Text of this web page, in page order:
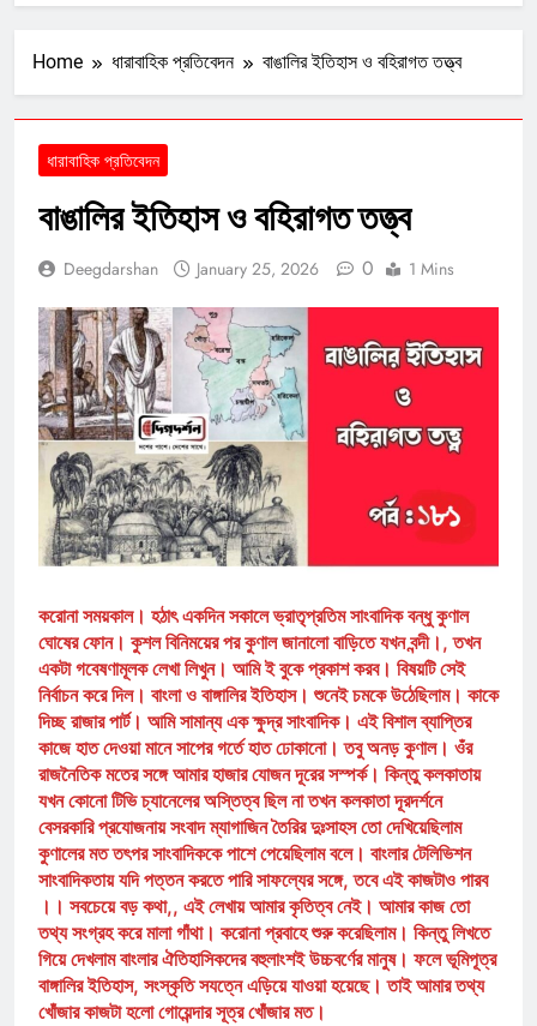
Home ধারাবাহিক প্রতিবেদন বাঙালির ইতিহাস ও বহিরাগত তত্ত্ব
ধারাবাহিক প্রতিবেদন
বাঙালির ইতিহাস ও বহিরাগত তত্ত্ব
Deegdarshan January 25, 2026 0 1 Mins
করোনা সময়কাল। হঠাৎ একদিন সকালে ভ্রাতৃপ্রতিম সাংবাদিক বন্ধু কুণাল
ঘোষের ফোন। কুশল বিনিময়ের পর কুণাল জানালো বাড়িতে যখন বন্দী।, তখন
একটা গবেষণামূলক লেখা লিখুন। আমি ই বুকে প্রকাশ করব। বিষয়টি সেই
নির্বাচন করে দিল। বাংলা ও বাঙ্গালির ইতিহাস। শুনেই চমকে উঠেছিলাম। কাকে
দিচ্ছ রাজার পার্ট। আমি সামান্য এক ক্ষুদ্র সাংবাদিক। এই বিশাল ব্যাপ্তির
কাজে হাত দেওয়া মানে সাপের গর্তে হাত ঢোকানো। তবু অনড় কুণাল। ওঁর
রাজনৈতিক মতের সঙ্গে আমার হাজার যোজন দূরের সস্পর্ক। কিন্তু কলকাতায়
যখন কোনো টিভি চ্যানেলের অস্তিত্ব ছিল না তখন কলকাতা দূরদর্শনে
বেসরকারি প্রযোজনায় সংবাদ ম্যাগাজিন তৈরির দুঃসাহস তো দেখিয়েছিলাম
কুণালের মত তৎপর সাংবাদিককে পাশে পেয়েছিলাম বলে। বাংলার টেলিভিশন
সাংবাদিকতায় যদি পত্তন করতে পারি সাফল্যের সঙ্গে, তবে এই কাজটাও পারব
।। সবচেয়ে বড় কথা,, এই লেখায় আমার কৃতিত্ব নেই। আমার কাজ তো
তথ্য সংগ্রহ করে মালা গাঁথা। করোনা প্রবাহে শুরু করেছিলাম। কিন্তু লিখতে
গিয়ে দেখলাম বাংলার ঐতিহাসিকদের বহুলাংশই উচ্চবর্ণের মানুষ। ফলে ভূমিপূত্র
বাঙ্গালির ইতিহাস, সংস্কৃতি সযত্নে এড়িয়ে যাওয়া হয়েছে। তাই আমার তথ্য
খোঁজার কাজটা হলো গোয়েন্দার সূত্র খোঁজার মত।